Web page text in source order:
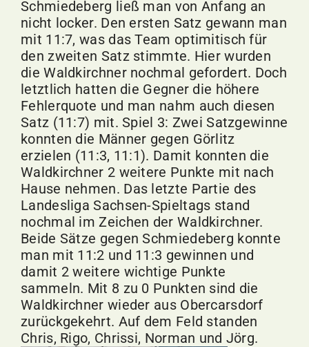
Schmiedeberg ließ man von Anfang an
nicht locker. Den ersten Satz gewann man
mit 11:7, was das Team optimitisch für
den zweiten Satz stimmte. Hier wurden
die Waldkirchner nochmal gefordert. Doch
letztlich hatten die Gegner die höhere
Fehlerquote und man nahm auch diesen
Satz (11:7) mit. Spiel 3: Zwei Satzgewinne
konnten die Männer gegen Görlitz
erzielen (11:3, 11:1). Damit konnten die
Waldkirchner 2 weitere Punkte mit nach
Hause nehmen. Das letzte Partie des
Landesliga Sachsen-Spieltags stand
nochmal im Zeichen der Waldkirchner.
Beide Sätze gegen Schmiedeberg konnte
man mit 11:2 und 11:3 gewinnen und
damit 2 weitere wichtige Punkte
sammeln. Mit 8 zu 0 Punkten sind die
Waldkirchner wieder aus Obercarsdorf
zurückgekehrt. Auf dem Feld standen
Chris, Rigo, Chrissi, Norman und Jörg.